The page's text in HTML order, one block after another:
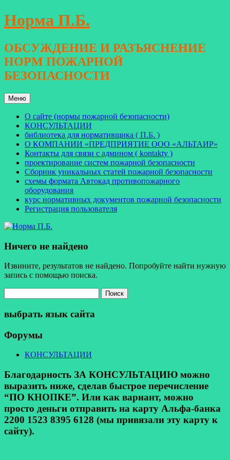
Перейти
к
Норма П.Б.
ОБСУЖДЕНИЕ И РАЗЪЯСНЕНИЕ
НОРМ ПОЖАРНОЙ
БЕЗОПАСНОСТИ
Меню
О сайте (нормы пожарной безопасности)
КОНСУЛЬТАЦИИ
библиотека для нормативщика ( П.Б. )
О КОМПАНИИ «ПРЕДПРИЯТИЕ ООО «АЛЬТАИР»
Контакты для связи с админом ( kontakty )
проектирование систем пожарной безопасности
Сборник уникальных статей пожарной безопасности
схемы формата Автокад противопожарного
оборудования
курс нормативных документов пожарной безопасности
Регистрация пользователя
Ничего не найдено
Извините, результатов не найдено. Попробуйте найти нужную
запись с помощью поиска.
выбрать язык сайта
Форумы
КОНСУЛЬТАЦИИ
Благодарность ЗА КОНСУЛЬТАЦИЮ можно
выразить ниже, сделав быстрое перечисление
“ПО КНОПКЕ”. Или как вариант, можно
просто деньги отправить на карту Альфа-банка
2200 1523 8395 6128 (мы привязали эту карту к
сайту).